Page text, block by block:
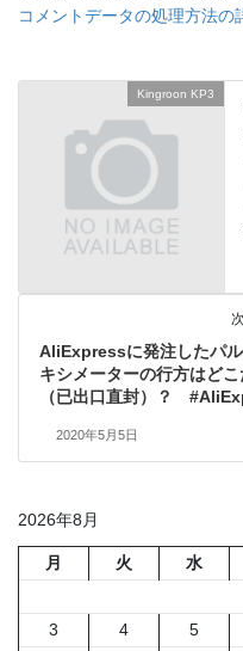
コメントデータの処理方法
Kingroon KP3
AliExpressに発注したパ
キシメーターの行方はどこ
（已出口直封）？
2020年5月5日
2026年8月
月 火 水
3
4 5